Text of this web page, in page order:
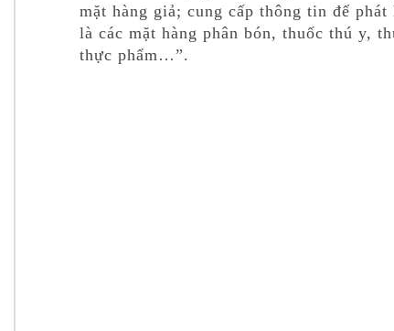
mặt hàng giả; cung cấp thông tin để
là các mặt hàng phân bón, thuốc thú y,
thực phẩm…”.